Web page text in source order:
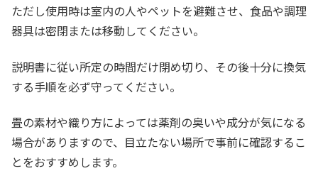
ただし使用時は室内の人やペットを避難させ、食品や調理
器具は密閉または移動してください。
説明書に従い所定の時間だけ閉め切り、その後十分に換気
する手順を必ず守ってください。
畳の素材や織り方によっては薬剤の臭いや成分が気になる
場合がありますので、目立たない場所で事前に確認するこ
とをおすすめします。